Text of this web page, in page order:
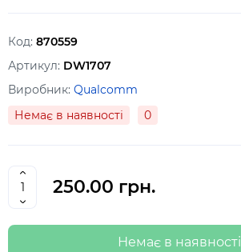
Код: 870559
Артикул: DW1707
Виробник: Qualcomm
Немає в наявності
0
250.00 грн.
Немає в наявності